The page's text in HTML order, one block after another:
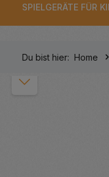
SPIELGERÄTE FÜR
Du bist hier: Home
Bildergalerie überspringen